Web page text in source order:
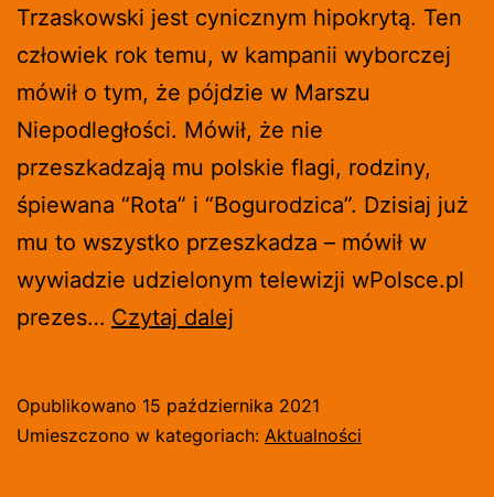
Trzaskowski jest cynicznym hipokrytą. Ten
człowiek rok temu, w kampanii wyborczej
mówił o tym, że pójdzie w Marszu
Niepodległości. Mówił, że nie
przeszkadzają mu polskie flagi, rodziny,
śpiewana “Rota” i “Bogurodzica”. Dzisiaj już
mu to wszystko przeszkadza – mówił w
wywiadzie udzielonym telewizji wPolsce.pl
prezes… Czytaj dalej
ŻADNEGO
Opublikowano 15 października 2021
Umieszczono w kategoriach: Aktualności